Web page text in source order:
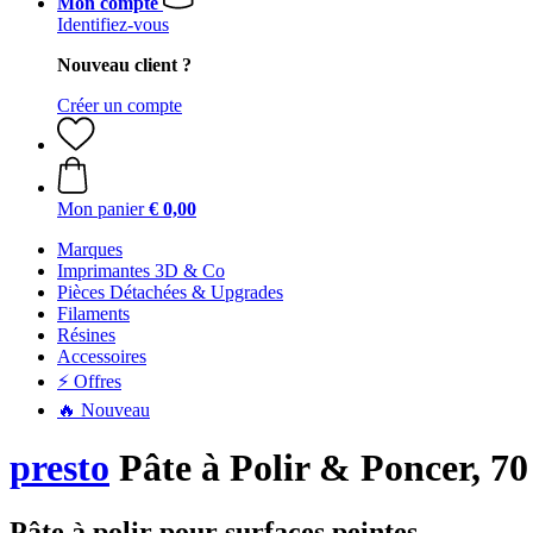
Identifiez-vous
Nouveau client ?
Créer un compte
Mon panier € 0,00
Marques
Imprimantes 3D & Co
Pièces Détachées & Upgrades
Filaments
Résines
Accessoires
⚡ Offres
🔥 Nouveau
presto Pâte à Polir & Poncer,